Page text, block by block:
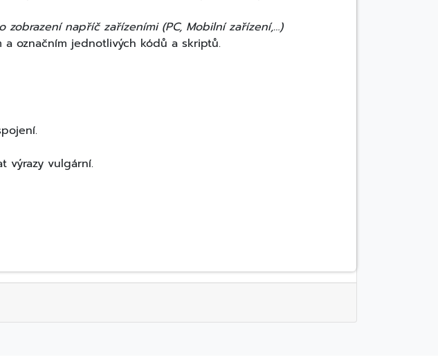
napříč zařízeními (PC, Mobilní zařízení,…)
označním jednotlivých kódů a skriptů.
výrazy vulgární.